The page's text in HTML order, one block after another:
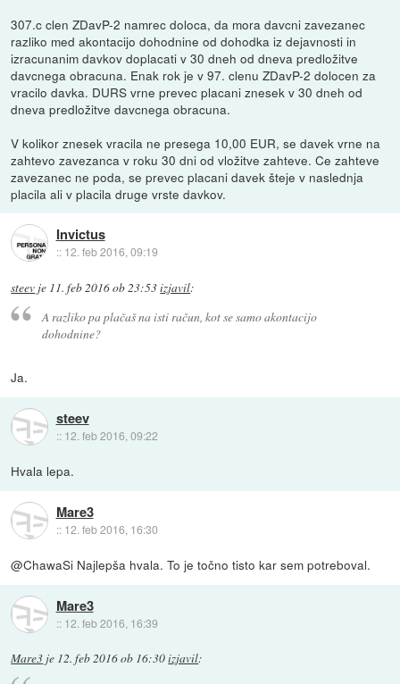
307.c clen ZDavP-2 namrec doloca, da mora davcni zavezanec
razliko med akontacijo dohodnine od dohodka iz dejavnosti in
izracunanim davkov doplacati v 30 dneh od dneva predložitve
davcnega obracuna. Enak rok je v 97. clenu ZDavP-2 dolocen za
vracilo davka. DURS vrne prevec placani znesek v 30 dneh od
dneva predložitve davcnega obracuna.
V kolikor znesek vracila ne presega 10,00 EUR, se davek vrne na
zahtevo zavezanca v roku 30 dni od vložitve zahteve. Ce zahteve
zavezanec ne poda, se prevec placani davek šteje v naslednja
placila ali v placila druge vrste davkov.
Invictus
:: 12. feb 2016, 09:19
steev je 11. feb 2016 ob 23:53izjavil:
A razliko pa plačaš na isti račun, kot se samo akontacijo
dohodnine?
Ja.
steev
:: 12. feb 2016, 09:22
Hvala lepa.
Mare3
:: 12. feb 2016, 16:30
@ChawaSi Najlepša hvala. To je točno tisto kar sem potreboval.
Mare3
:: 12. feb 2016, 16:39
Mare3 je 12. feb 2016 ob 16:30izjavil: